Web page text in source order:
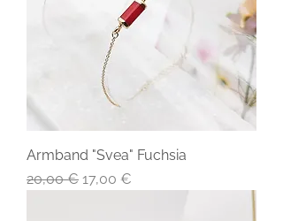
Armband "Svea" Fuchsia
Standardpreis
20,00 € Sale-Preis
17,00 €